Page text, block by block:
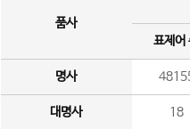
품사
표제어
명사
대명사 18